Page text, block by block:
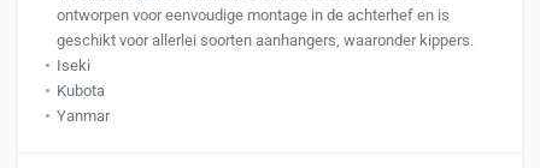
ontworpen voor eenvoudige montage in de achterhef en is
geschikt voor allerlei soorten aanhangers, waaronder kippers.
Iseki
Kubota
Yanmar